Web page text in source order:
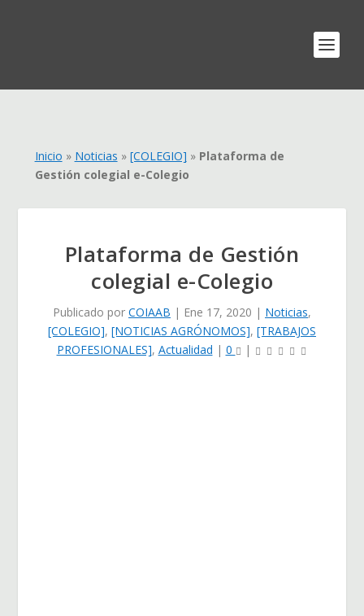
Inicio » Noticias » [COLEGIO] » Plataforma de
Gestión colegial e-Colegio
Plataforma de Gestión
colegial e-Colegio
Publicado por COIAAB | Ene 17, 2020 | Noticias,
[COLEGIO], [NOTICIAS AGRÓNOMOS], [TRABAJOS
PROFESIONALES], Actualidad | 0 |